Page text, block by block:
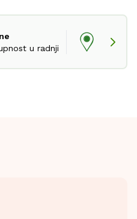
u radnji